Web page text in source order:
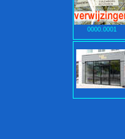
0000.0001